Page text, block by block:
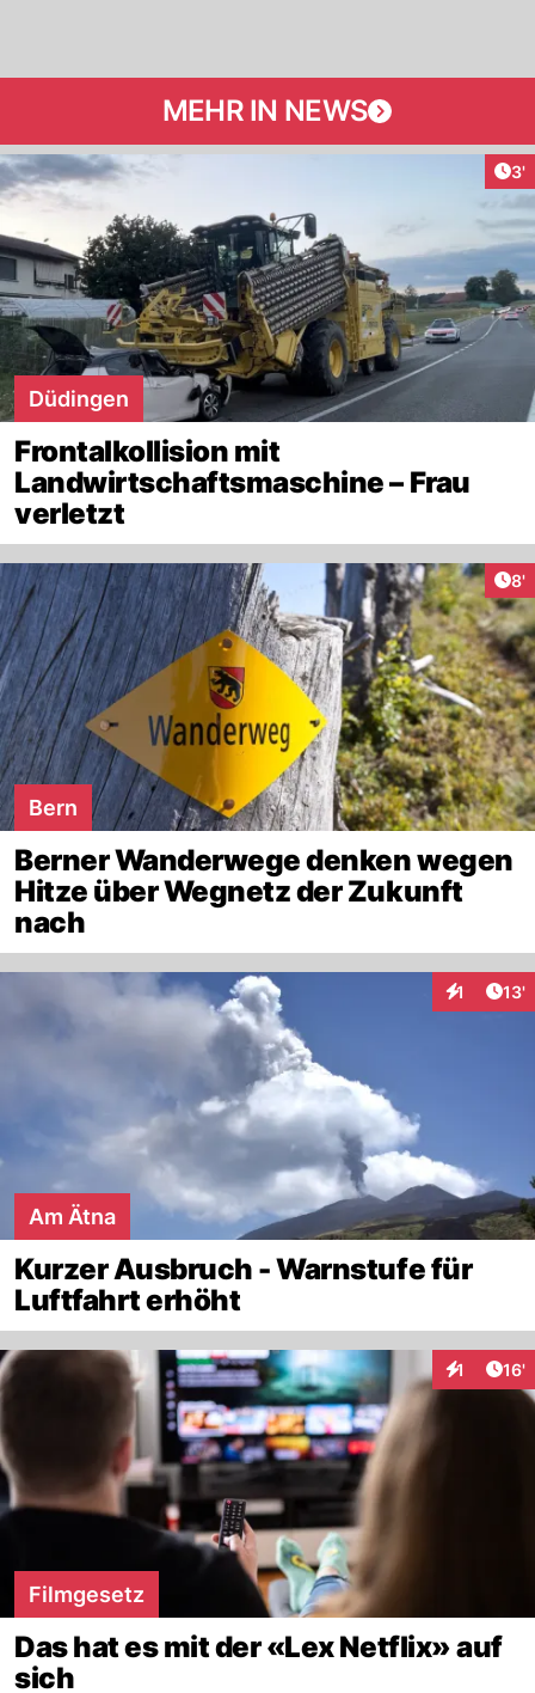
MEHR IN NEWS
3'
Düdingen
Frontalkollision mit
Landwirtschaftsmaschine – Frau
verletzt
8'
Bern
Berner Wanderwege denken wegen
Hitze über Wegnetz der Zukunft
nach
1 13'
Am Ätna
Kurzer Ausbruch - Warnstufe für
Luftfahrt erhöht
1 16'
Filmgesetz
Das hat es mit der «Lex Netflix» auf
sich